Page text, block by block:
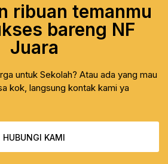
ribuan temanmu
bareng NF
Juara
untuk Sekolah? Atau ada yang mau
kok, langsung kontak kami ya
HUBUNGI KAMI